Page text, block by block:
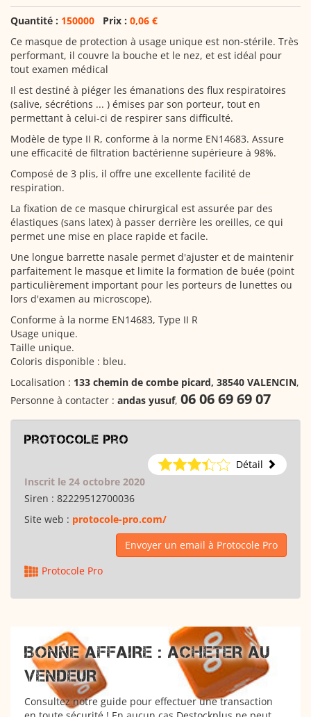
Quantité : 150000 Prix : 0,06 €
Ce masque de protection à usage unique est non-stérile. Très
performant, il couvre la bouche et le nez, et est idéal pour
tout examen médical
Il est destiné à piéger les émanations des flux respiratoires
(salive, sécrétions ... ) émises par son porteur, tout en
permettant à celui-ci de respirer sans difficulté.
Modèle de type II R, conforme à la norme EN14683. Assure
une efficacité de filtration bactérienne supérieure à 98%.
Composé de 3 plis, il offre une excellente facilité de
respiration.
La fixation de ce masque chirurgical est assurée par des
élastiques (sans latex) à passer derrière les oreilles, ce qui
permet une mise en place rapide et facile.
Une longue barrette nasale permet d'ajuster et de maintenir
parfaitement le masque et limite la formation de buée (point
particulièrement important pour les porteurs de lunettes ou
lors d'examen au microscope).
Conforme à la norme EN14683, Type II R
Usage unique.
Taille unique.
Coloris disponible : bleu.
Localisation : 133 chemin de combe picard, 38540 VALENCIN,
Personne à contacter : andas yusuf, 06 06 69 69 07
Protocole Pro
Détail
Inscrit le 24 octobre 2020
Siren : 82229512700036
Site web : protocole-pro.com/
Envoyer un email à Protocole Pro
Protocole Pro
BONNE AFFAIRE : ACHETER AU
VENDEUR
Consultez notre guide pour effectuer une transaction